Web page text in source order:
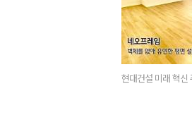
현대건설 미래 혁신